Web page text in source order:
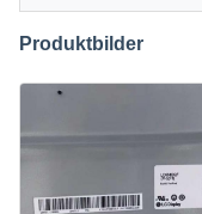
Produktbilder